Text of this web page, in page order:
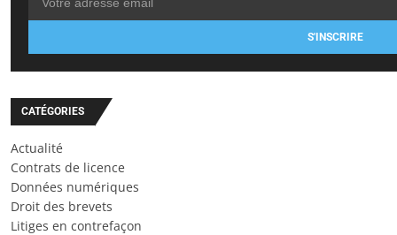
S'INSCRIRE
CATÉGORIES
Actualité
Contrats de licence
Données numériques
Droit des brevets
Litiges en contrefaçon